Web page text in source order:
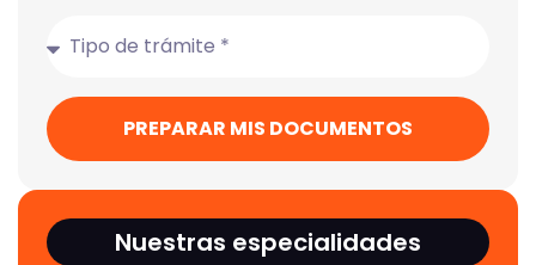
PREPARAR MIS DOCUMENTOS
Nuestras especialidades